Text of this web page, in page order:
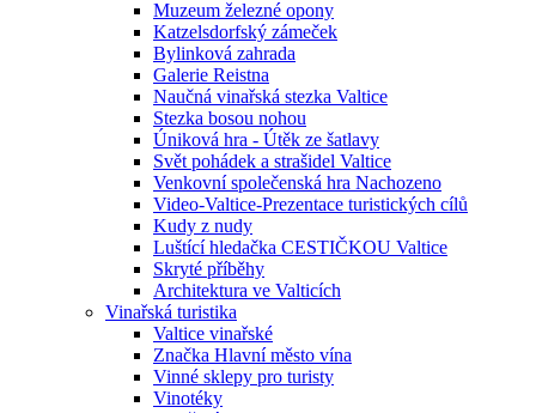
Muzeum železné opony
Katzelsdorfský zámeček
Bylinková zahrada
Galerie Reistna
Naučná vinařská stezka Valtice
Stezka bosou nohou
Úniková hra - Útěk ze šatlavy
Svět pohádek a strašidel Valtice
Venkovní společenská hra Nachozeno
Video-Valtice-Prezentace turistických cílů
Kudy z nudy
Luštící hledačka CESTIČKOU Valtice
Skryté příběhy
Architektura ve Valticích
Vinařská turistika
Valtice vinařské
Značka Hlavní město vína
Vinné sklepy pro turisty
Vinotéky